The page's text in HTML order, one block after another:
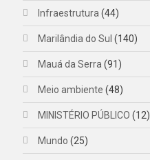
Infraestrutura (44)
Marilândia do Sul (140)
Mauá da Serra (91)
Meio ambiente (48)
MINISTÉRIO PÚBLICO (12)
Mundo (25)